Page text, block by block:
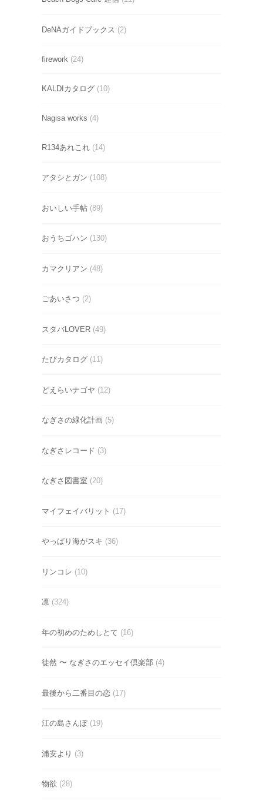
DeNAガイドブックス (2)
firework (24)
KALDIカタログ (10)
Nagisa works (4)
R134あれこれ (14)
アタシとガン (108)
おいしい手帖 (89)
おうちゴハン (130)
カマクリアン (48)
ごあいさつ (2)
スタバLOVER (49)
たびカタログ (11)
どえらいナゴヤ (12)
なぎさの緑化計画 (5)
なぎさレコード (3)
なぎさ図書室 (20)
マイフェイバリット (17)
やっぱり海がスキ (36)
リンコレ (10)
凛 (324)
年の初めのためしとて (16)
徒然 〜 なぎさのエッセイ倶楽部 (4)
最後から二番目の恋 (17)
江の島さんぽ(19)
浦安より (3)
物欲 (28)